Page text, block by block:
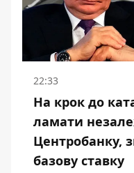
22:33
На крок до
ламати
Центробанку,
базову ставку